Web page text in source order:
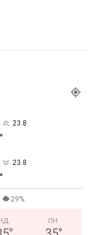
23.8
°
23.8
°
29%
ПН